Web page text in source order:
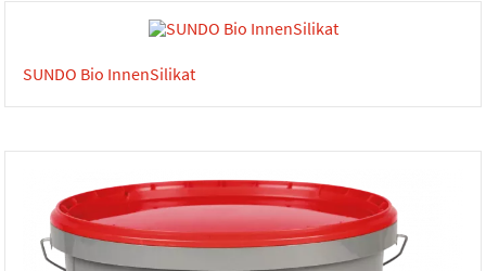
SUNDO Bio InnenSilikat